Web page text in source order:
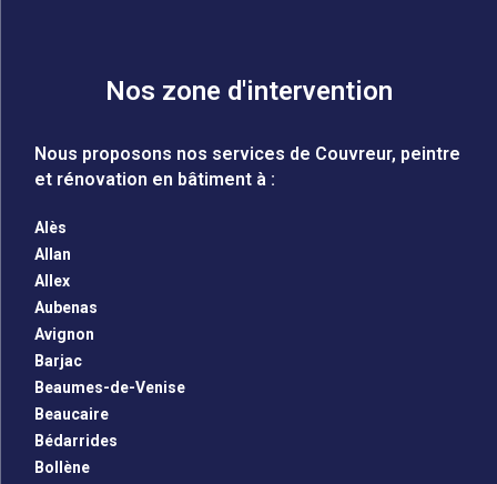
Nos zone d'intervention
Nous proposons nos services de Couvreur, peintre
et rénovation en bâtiment à :
Alès
Allan
Allex
Aubenas
Avignon
Barjac
Beaumes-de-Venise
Beaucaire
Bédarrides
Bollène